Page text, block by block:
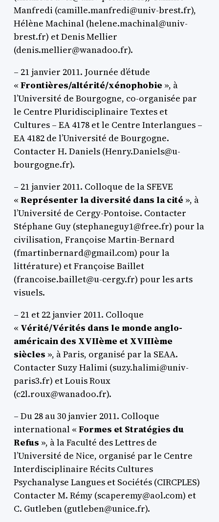
Manfredi (camille.manfredi@univ-brest.fr),
Hélène Machinal (helene.machinal@univ-
brest.fr) et Denis Mellier
(denis.mellier@wanadoo.fr).
– 21 janvier 2011. Journée d’étude
« Frontières/altérité/xénophobie », à
l’Université de Bourgogne, co-organisée par
le Centre Pluridisciplinaire Textes et
Cultures – EA 4178 et le Centre Interlangues –
EA 4182 de l’Université de Bourgogne.
Contacter H. Daniels (Henry.Daniels@u-
bourgogne.fr).
– 21 janvier 2011. Colloque de la SFEVE
« Représenter la diversité dans la cité », à
l’Université de Cergy-Pontoise. Contacter
Stéphane Guy (stephaneguy1@free.fr) pour la
civilisation, Françoise Martin-Bernard
(fmartinbernard@gmail.com) pour la
littérature) et Françoise Baillet
(francoise.baillet@u-cergy.fr) pour les arts
visuels.
– 21 et 22 janvier 2011. Colloque
« Vérité/Vérités dans le monde anglo-
américain des XVIIème et XVIIIème
siècles », à Paris, organisé par la SEAA.
Contacter Suzy Halimi (suzy.halimi@univ-
paris3.fr) et Louis Roux
(c2l.roux@wanadoo.fr).
– Du 28 au 30 janvier 2011. Colloque
international « Formes et Stratégies du
Refus », à la Faculté des Lettres de
l’Université de Nice, organisé par le Centre
Interdisciplinaire Récits Cultures
Psychanalyse Langues et Sociétés (CIRCPLES)
Contacter M. Rémy (scaperemy@aol.com) et
C. Gutleben (gutleben@unice.fr).